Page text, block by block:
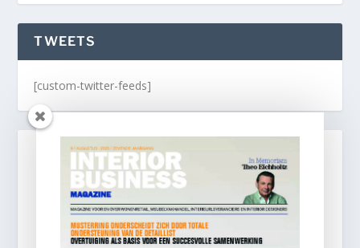
TWEETS
[custom-twitter-feeds]